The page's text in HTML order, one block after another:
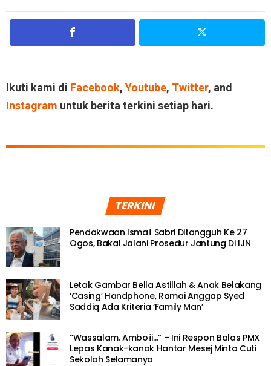
Ikuti kami di Facebook, Youtube, Twitter, and
Instagram untuk berita terkini setiap hari.
TERKINI
Pendakwaan Ismail Sabri Ditangguh Ke 27
Ogos, Bakal Jalani Prosedur Jantung Di IJN
Letak Gambar Bella Astillah & Anak Belakang
‘Casing’ Handphone, Ramai Anggap Syed
Saddiq Ada Kriteria ‘Family Man’
“Wassalam. Amboiii…” – Ini Respon Balas PMX
Lepas Kanak-kanak Hantar Mesej Minta Cuti
Sekolah Selamanya